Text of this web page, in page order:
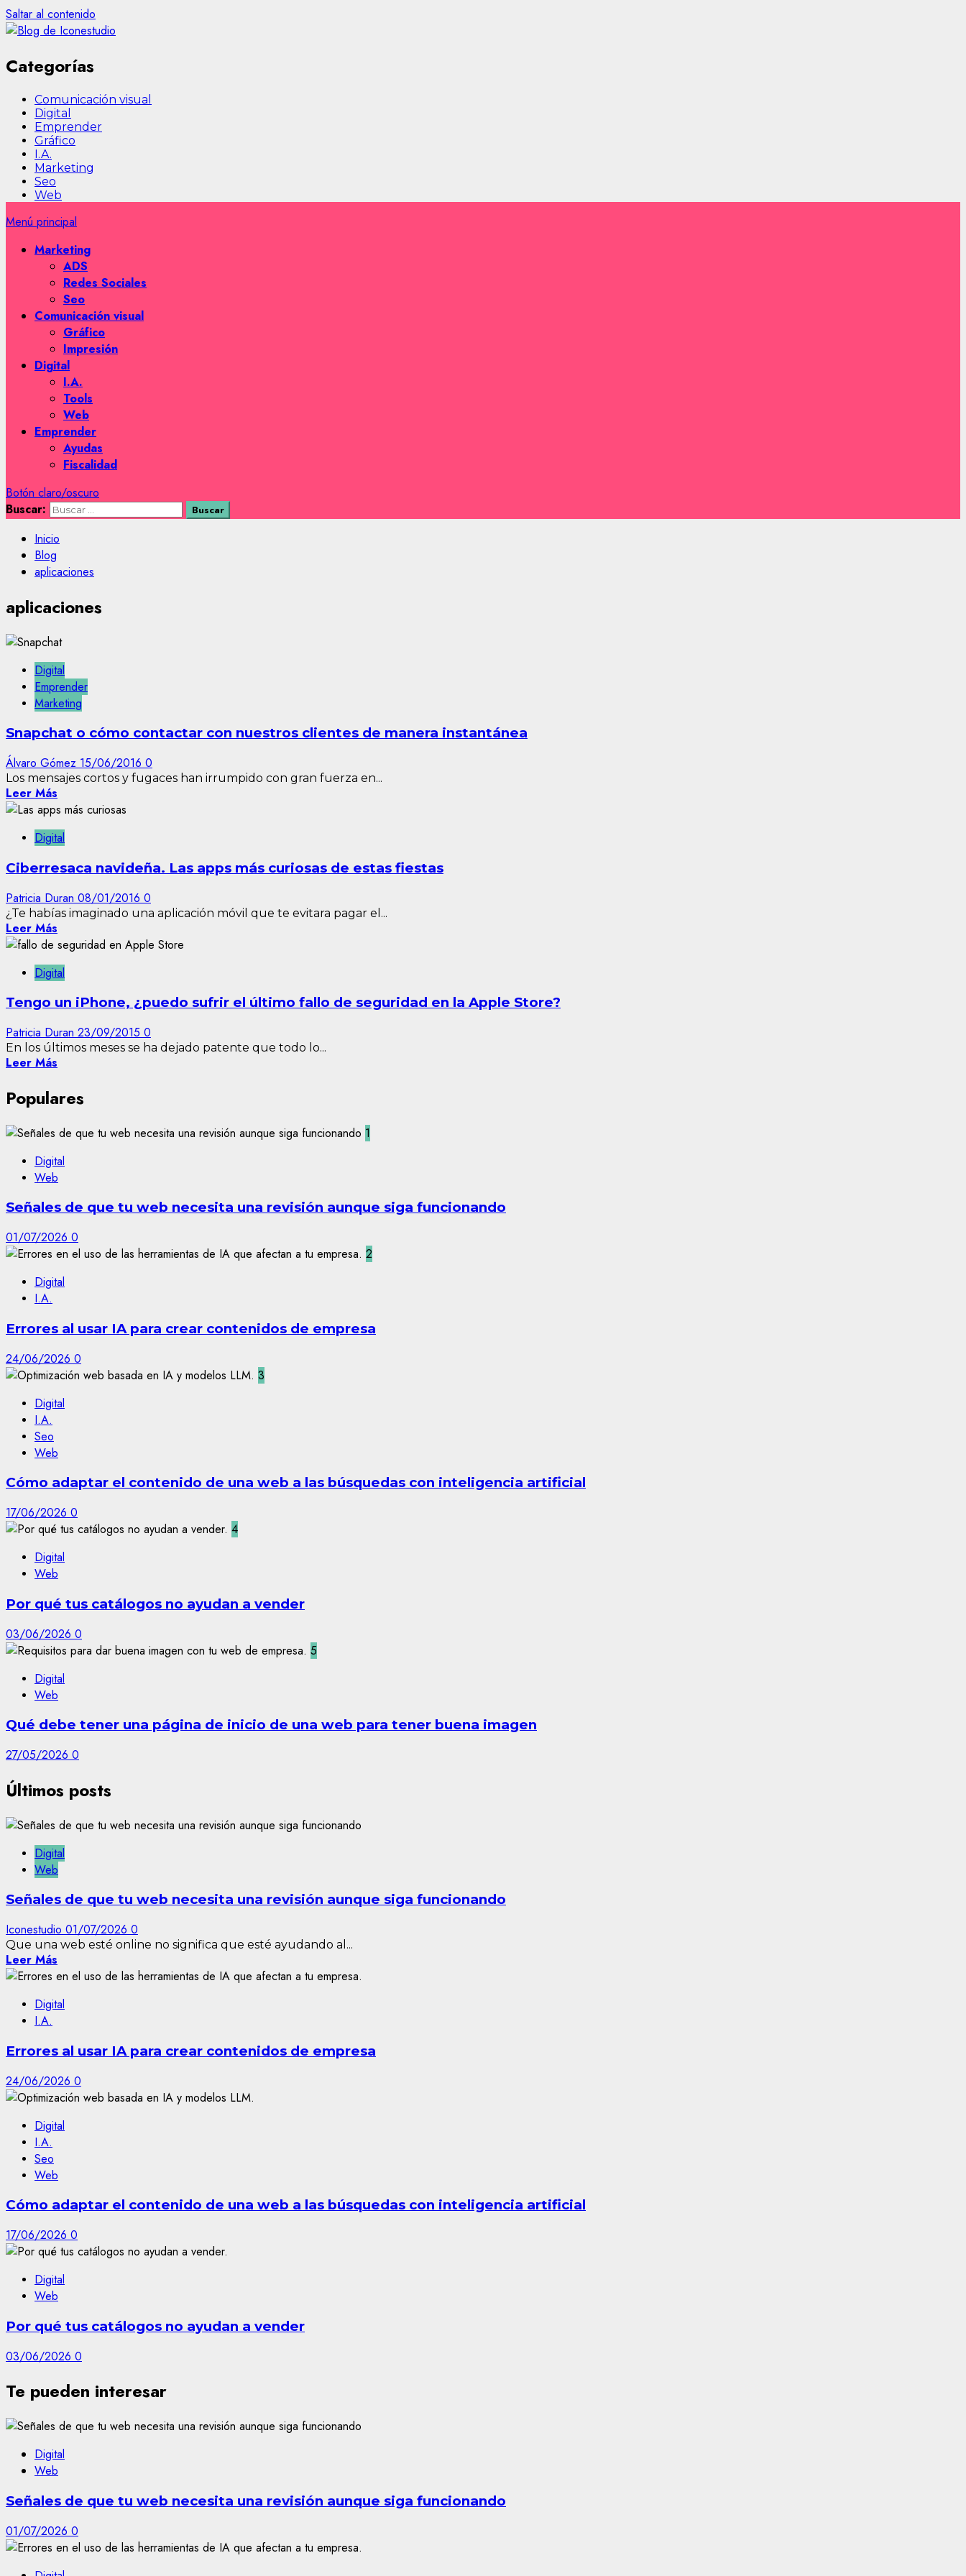
Saltar al contenido
Categorías
Comunicación visual
Digital
Emprender
Gráfico
I.A.
Marketing
Seo
Web
Menú principal
Marketing
ADS
Redes Sociales
Seo
Comunicación visual
Gráfico
Impresión
Digital
I.A.
Tools
Web
Emprender
Ayudas
Fiscalidad
Botón claro/oscuro
Buscar:
Inicio
Blog
aplicaciones
aplicaciones
Digital
Emprender
Marketing
Snapchat o cómo contactar con nuestros clientes de manera instantánea
Álvaro Gómez 15/06/2016 0
Los mensajes cortos y fugaces han irrumpido con gran fuerza en...
Leer Más
Digital
Ciberresaca navideña. Las apps más curiosas de estas fiestas
Patricia Duran 08/01/2016 0
¿Te habías imaginado una aplicación móvil que te evitara pagar el...
Leer Más
Digital
Tengo un iPhone, ¿puedo sufrir el último fallo de seguridad en la Apple Store?
Patricia Duran 23/09/2015 0
En los últimos meses se ha dejado patente que todo lo...
Leer Más
Populares
1
Digital
Web
Señales de que tu web necesita una revisión aunque siga funcionando
01/07/2026 0
2
Digital
I.A.
Errores al usar IA para crear contenidos de empresa
24/06/2026 0
3
Digital
I.A.
Seo
Web
Cómo adaptar el contenido de una web a las búsquedas con inteligencia artificial
17/06/2026 0
4
Digital
Web
Por qué tus catálogos no ayudan a vender
03/06/2026 0
5
Digital
Web
Qué debe tener una página de inicio de una web para tener buena imagen
27/05/2026 0
Últimos posts
Digital
Web
Señales de que tu web necesita una revisión aunque siga funcionando
Iconestudio 01/07/2026 0
Que una web esté online no significa que esté ayudando al...
Leer Más
Digital
I.A.
Errores al usar IA para crear contenidos de empresa
24/06/2026 0
Digital
I.A.
Seo
Web
Cómo adaptar el contenido de una web a las búsquedas con inteligencia artificial
17/06/2026 0
Digital
Web
Por qué tus catálogos no ayudan a vender
03/06/2026 0
Te pueden interesar
Digital
Web
Señales de que tu web necesita una revisión aunque siga funcionando
01/07/2026 0